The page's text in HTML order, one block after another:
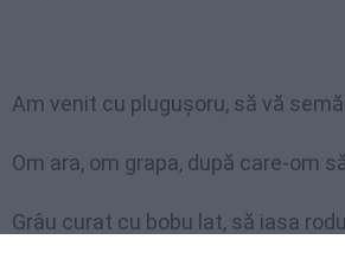
Am venit cu pluguşoru, să vă
Om ara, om grapa, după care-om
Grâu curat cu bobu lat, să iasa